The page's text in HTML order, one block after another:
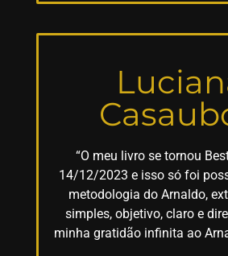
“O meu livro se tornou
14/12/2023 e isso só foi
metodologia do Arnaldo,
simples, objetivo, claro e
minha gratidão infinita ao